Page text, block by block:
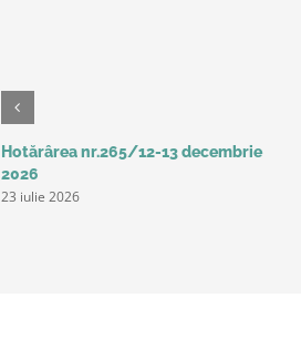
Hotărârea nr.265/12-13 decembrie
2026
23 iulie 2026